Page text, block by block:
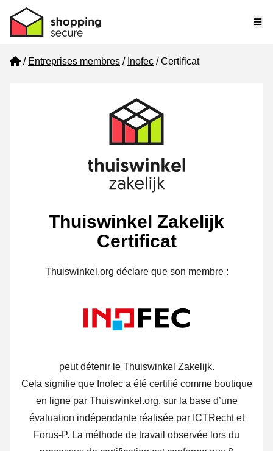
Home
Entreprises membres Inofec Certificat
Thuiswinkel Zakelijk
Certificat
Thuiswinkel.org déclare que son membre :
peut détenir le Thuiswinkel Zakelijk.
Cela signifie que Inofec a été certifié comme boutique
en ligne par Thuiswinkel.org, sur la base d’une
évaluation indépendante réalisée par ICTRecht et
Forus-P. La méthode de travail observée lors du